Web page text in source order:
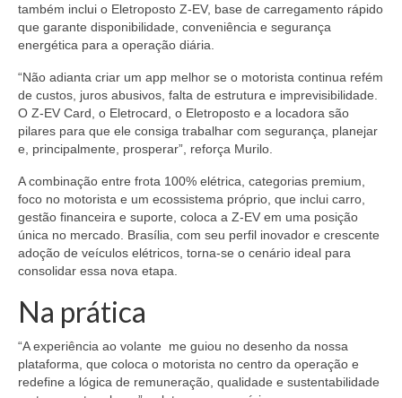
também inclui o Eletroposto Z-EV, base de carregamento rápido
que garante disponibilidade, conveniência e segurança
energética para a operação diária.
“Não adianta criar um app melhor se o motorista continua refém
de custos, juros abusivos, falta de estrutura e imprevisibilidade.
O Z-EV Card, o Eletrocard, o Eletroposto e a locadora são
pilares para que ele consiga trabalhar com segurança, planejar
e, principalmente, prosperar”, reforça Murilo.
A combinação entre frota 100% elétrica, categorias premium,
foco no motorista e um ecossistema próprio, que inclui carro,
gestão financeira e suporte, coloca a Z-EV em uma posição
única no mercado. Brasília, com seu perfil inovador e crescente
adoção de veículos elétricos, torna-se o cenário ideal para
consolidar essa nova etapa.
Na prática
“A experiência ao volante me guiou no desenho da nossa
plataforma, que coloca o motorista no centro da operação e
redefine a lógica de remuneração, qualidade e sustentabilidade